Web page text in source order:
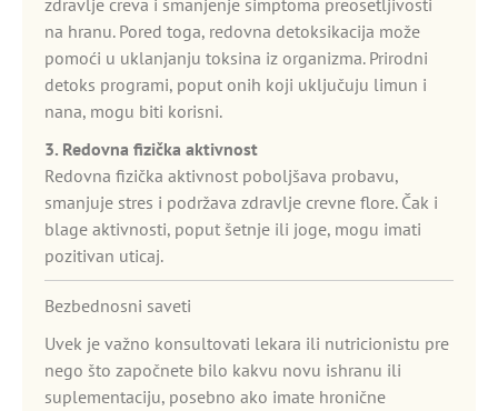
zdravlje creva i smanjenje simptoma preosetljivosti
na hranu. Pored toga, redovna detoksikacija može
pomoći u uklanjanju toksina iz organizma. Prirodni
detoks programi, poput onih koji uključuju limun i
nana, mogu biti korisni.
3. Redovna fizička aktivnost
Redovna fizička aktivnost poboljšava probavu,
smanjuje stres i podržava zdravlje crevne flore. Čak i
blage aktivnosti, poput šetnje ili joge, mogu imati
pozitivan uticaj.
Bezbednosni saveti
Uvek je važno konsultovati lekara ili nutricionistu pre
nego što započnete bilo kakvu novu ishranu ili
suplementaciju, posebno ako imate hronične